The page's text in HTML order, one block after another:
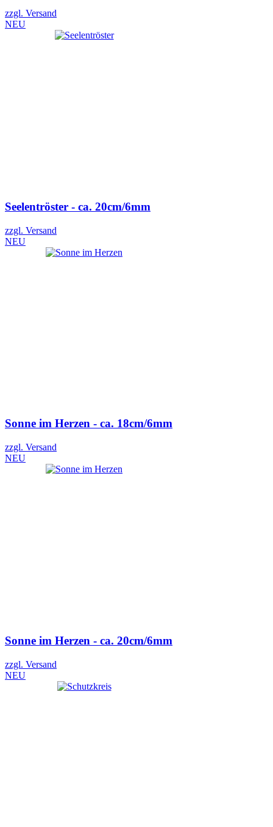
zzgl. Versand
NEU
Seelentröster - ca. 20cm/6mm
zzgl. Versand
NEU
Sonne im Herzen - ca. 18cm/6mm
zzgl. Versand
NEU
Sonne im Herzen - ca. 20cm/6mm
zzgl. Versand
NEU